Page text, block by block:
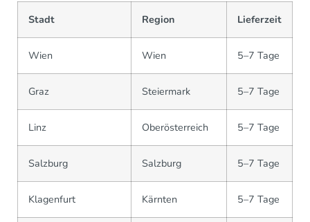
Stadt Region Lieferzeit
Wien Wien 5–7 Tage
Graz Steiermark 5–7 Tage
Linz Oberösterreich 5–7 Tage
Salzburg Salzburg 5–7 Tage
Klagenfurt Kärnten 5–7 Tage